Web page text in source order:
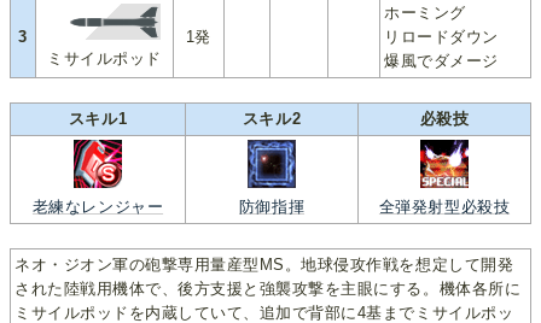
3
ミサイルポッド
1発
ホーミング
リロードダウン
爆風でダメージ
スキル1 スキル2 必殺技
老練なレンジャー 防御指揮 全弾発射型必殺技
ネオ・ジオン軍の砲撃専用量産型MS。地球侵攻作戦を想定して開発
された陸戦用機体で、後方支援と強襲攻撃を主眼にする。機体各所に
ミサイルポッドを内蔵していて、追加で背部に4基までミサイルポッ